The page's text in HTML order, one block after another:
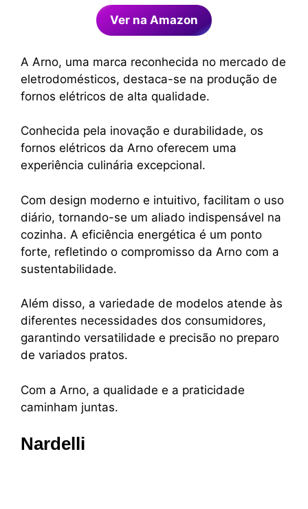
Ver na Amazon
A Arno, uma marca reconhecida no mercado de
eletrodomésticos, destaca-se na produção de
fornos elétricos de alta qualidade.
Conhecida pela inovação e durabilidade, os
fornos elétricos da Arno oferecem uma
experiência culinária excepcional.
Com design moderno e intuitivo, facilitam o uso
diário, tornando-se um aliado indispensável na
cozinha. A eficiência energética é um ponto
forte, refletindo o compromisso da Arno com a
sustentabilidade.
Além disso, a variedade de modelos atende às
diferentes necessidades dos consumidores,
garantindo versatilidade e precisão no preparo
de variados pratos.
Com a Arno, a qualidade e a praticidade
caminham juntas.
Nardelli